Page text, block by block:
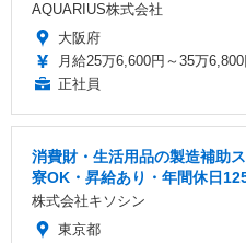
AQUARIUS株式会社
大阪府
月給25万6,600円～35万6,800
正社員
消費財・生活用品の製造補助
寮OK・昇給あり・年間休日
株式会社キソシン
東京都